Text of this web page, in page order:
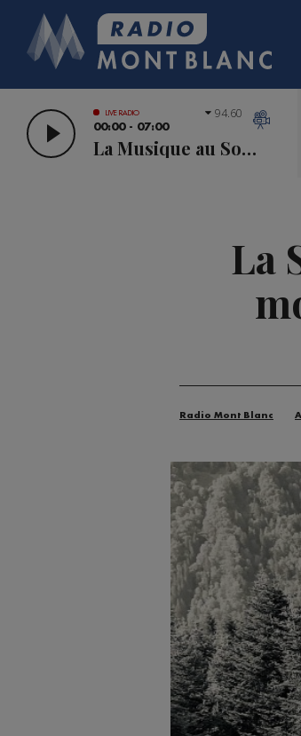
LIVE RADIO
00:00 - 07:00
La Musique au Sommet
94.60
La
Radio Mont Blanc